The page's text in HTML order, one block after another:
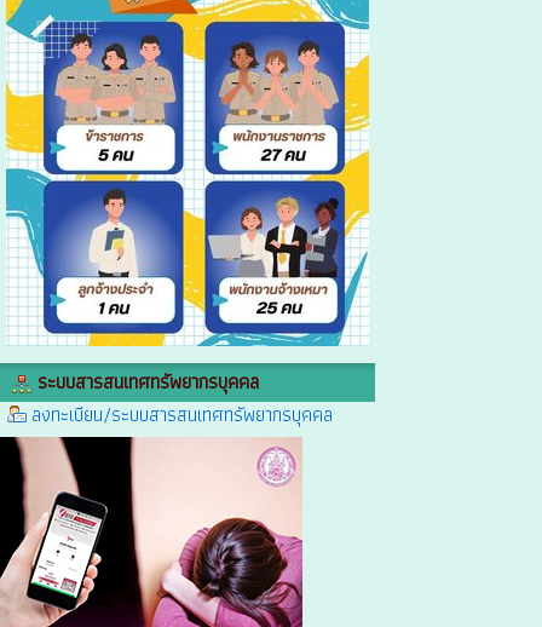
ระบบสารสนเทศทรัพยากรบุคคล
ลงทะเบียน/ระบบสารสนเทศทรัพยากรบุคคล